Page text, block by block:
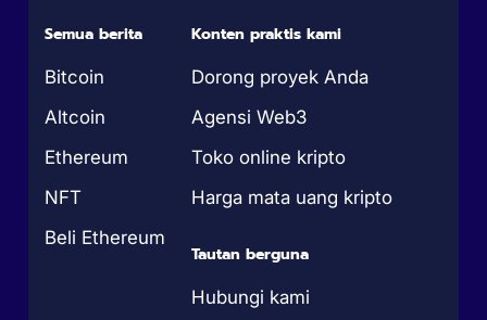
Semua berita
Bitcoin
Altcoin
Ethereum
NFT
Beli Ethereum
Konten praktis kami
Dorong proyek Anda
Agensi Web3
Toko online kripto
Harga mata uang kripto
Tautan berguna
Hubungi kami